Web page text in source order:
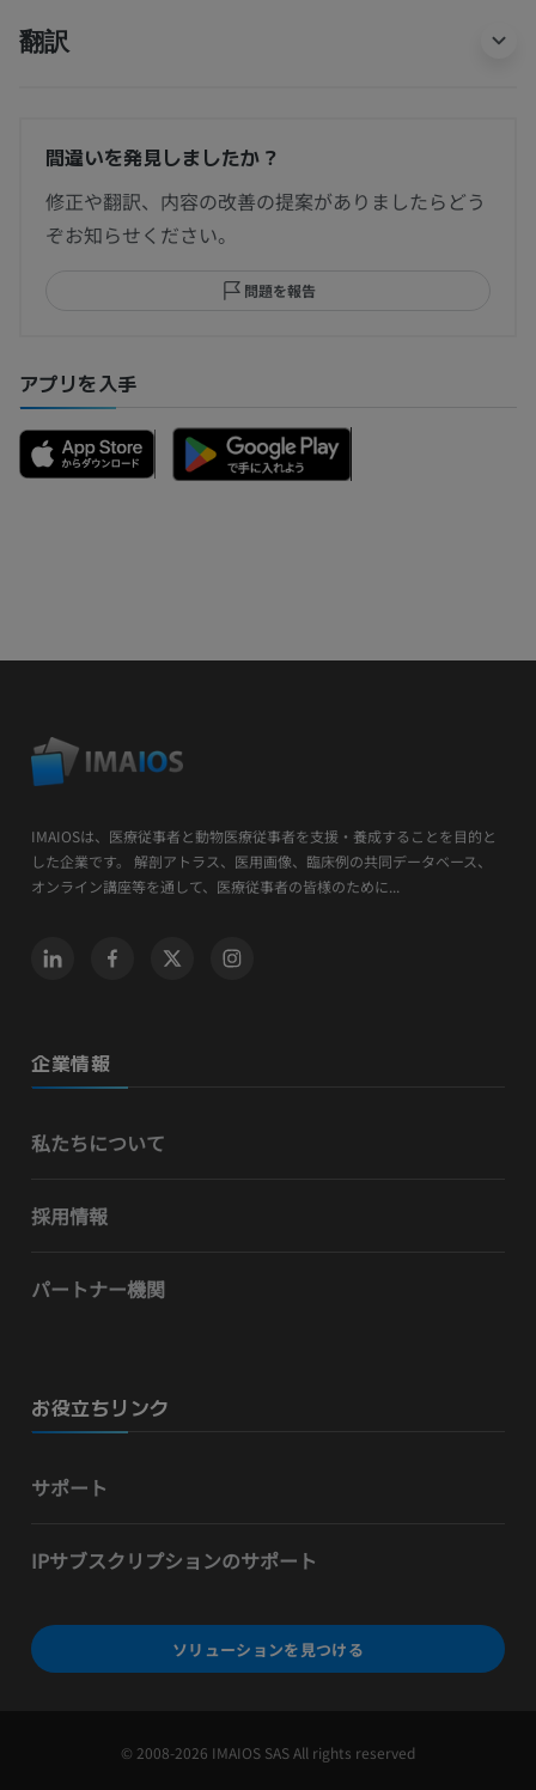
翻訳
間違いを発見しましたか？
修正や翻訳、内容の改善の提案がありましたらどう
ぞお知らせください。
問題を報告
アプリを入手
IMAIOSは、医療従事者と動物医療従事者を支援・養成することを目的と
した企業です。 解剖アトラス、医用画像、臨床例の共同データベース、
オンライン講座等を通して、医療従事者の皆様のために...
企業情報
私たちについて
採用情報
パートナー機関
お役立ちリンク
サポート
IPサブスクリプションのサポート
ソリューションを見つける
© 2008-2026 IMAIOS SAS All rights reserved